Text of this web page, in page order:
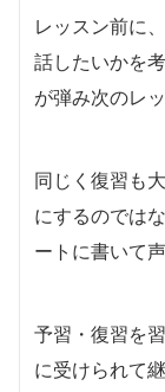
レッスン前に
話したいかを
が弾み次のレ
同じく復習も
にするのでは
ートに書いて
予習・復習を
に受けられて